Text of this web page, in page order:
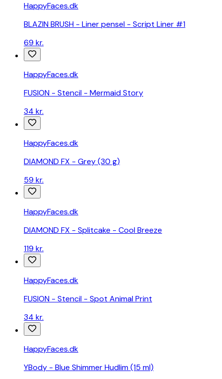
HappyFaces.dk
BLAZIN BRUSH - Liner pensel - Script Liner #1
69 kr.
HappyFaces.dk
FUSION - Stencil - Mermaid Story
34 kr.
HappyFaces.dk
DIAMOND FX - Grey (30 g)
59 kr.
HappyFaces.dk
DIAMOND FX - Splitcake - Cool Breeze
119 kr.
HappyFaces.dk
FUSION - Stencil - Spot Animal Print
34 kr.
HappyFaces.dk
YBody - Blue Shimmer Hudlim (15 ml)